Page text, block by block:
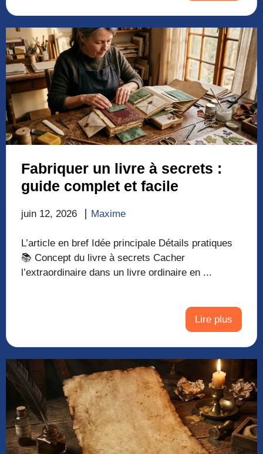
Fabriquer un livre à secrets :
guide complet et facile
juin 12, 2026 Maxime
L’article en bref Idée principale Détails pratiques
📚 Concept du livre à secrets Cacher
l’extraordinaire dans un livre ordinaire en ...
Lire plus